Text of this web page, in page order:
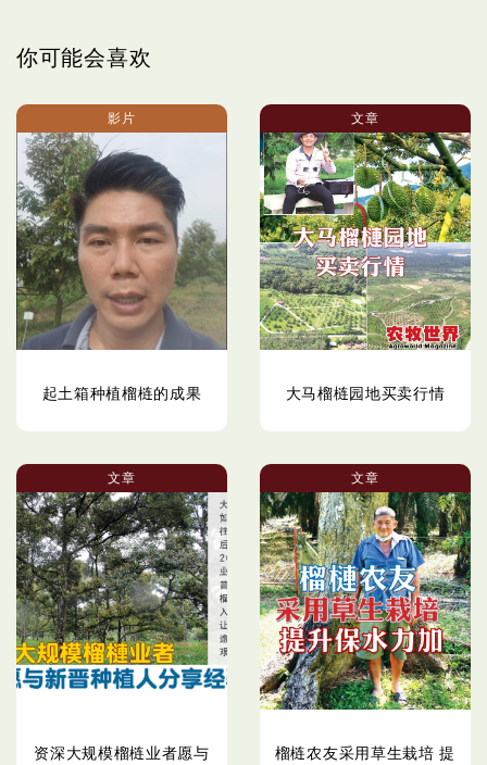
你可能会喜欢
影片
起土箱种植榴梿的成果
文章
大马榴梿园地买卖行情
文章
资深大规模榴梿业者愿与
文章
榴梿农友采用草生栽培 提